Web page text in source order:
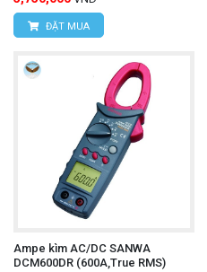
ĐẶT MUA
Ampe kìm AC/DC SANWA
DCM600DR (600A,True RMS)